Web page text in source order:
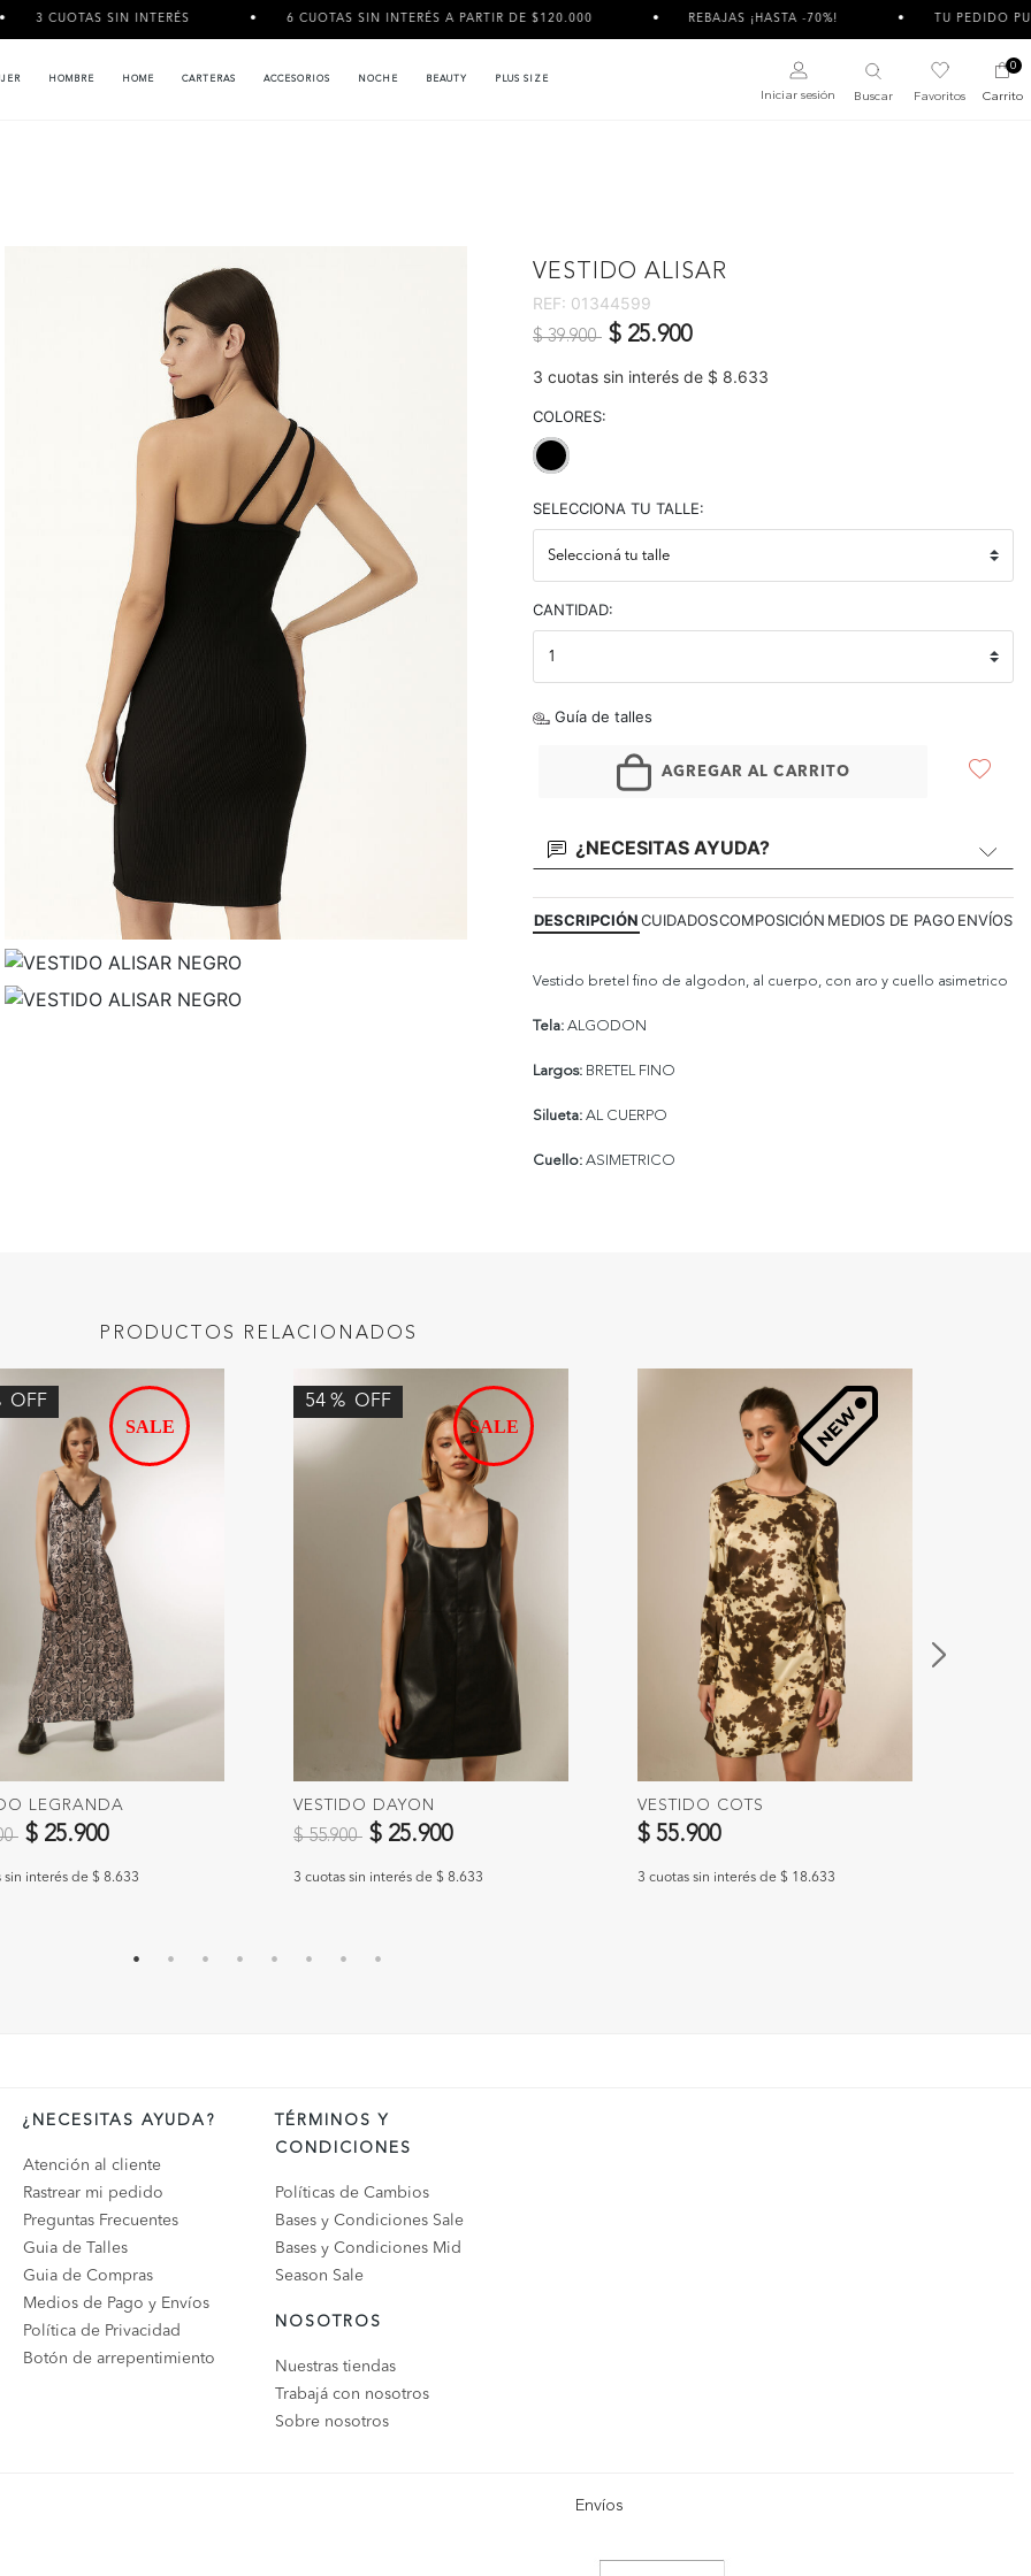
SIN INTERÉS 6 CUOTAS SIN INTERÉS A PARTIR DE $120.000 REBAJAS ¡HASTA -70%! TU PEDIDO PUEDE
HOMBRE HOME CARTERAS ACCESORIOS NOCHE BEAUTY PLUS SIZE
Iniciar sesión Buscar Favoritos
0
Carrito
VESTIDO ALISAR
REF: 01344599
Precio reducido de
$ 39.900 a$ 25.900
3 cuotas sin interés de $ 8.633
COLORES:
SELECCIONA TU TALLE:
CANTIDAD:
Guía de talles
AGREGAR AL CARRITO
¿NECESITAS AYUDA?
DESCRIPCIÓNCUIDADOSCOMPOSICIÓN MEDIOS DE PAGO ENVÍOS
Vestido bretel fino de algodon, al cuerpo, con aro y cuello asimetrico
Tela: ALGODON
Largos: BRETEL FINO
Silueta: AL CUERPO
Cuello: ASIMETRICO
PRODUCTOS RELACIONADOS
OFF
LEGRANDA
reducido de
a$ 25.900
sin interés de $ 8.633
54 % OFF
VESTIDO DAYON
Precio reducido de
$ 55.900 a$ 25.900
3 cuotas sin interés de $ 8.633
VESTIDO COTS
$ 55.900
3 cuotas sin interés de $ 18.633
¿NECESITAS AYUDA?
Atención al cliente
Rastrear mi pedido
Preguntas Frecuentes
Guia de Talles
Guia de Compras
Medios de Pago y Envíos
Política de Privacidad
Botón de arrepentimiento
TÉRMINOS Y
CONDICIONES
Políticas de Cambios
Bases y Condiciones Sale
Bases y Condiciones Mid
Season Sale
NOSOTROS
Nuestras tiendas
Trabajá con nosotros
Sobre nosotros
Envíos